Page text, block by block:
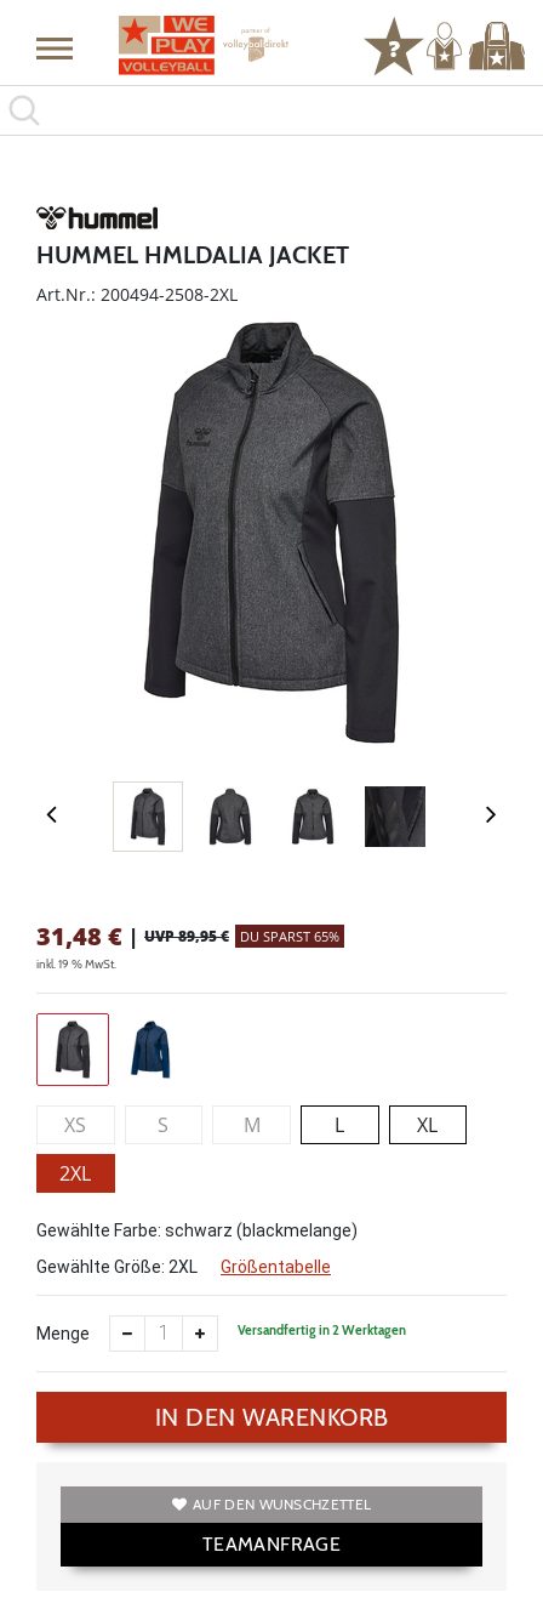
HUMMEL HMLDALIA JACKET
Art.Nr.: 200494-2508-2XL
31,48 € | UVP 89,95 € DU SPARST 65%
inkl. 19 % MwSt.
XS S M L
XL
2XL
Gewählte Farbe: schwarz (blackmelange)
Gewählte Größe: 2XL Größentabelle
Menge Versandfertig in 2 Werktagen
IN DEN WARENKORB
AUF DEN WUNSCHZETTEL
TEAMANFRAGE